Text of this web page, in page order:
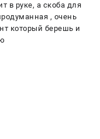
в руке, а скоба для
, очень
который берешь и